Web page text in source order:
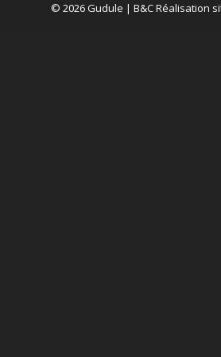
© 2026 Gudule | B&C Réalisation